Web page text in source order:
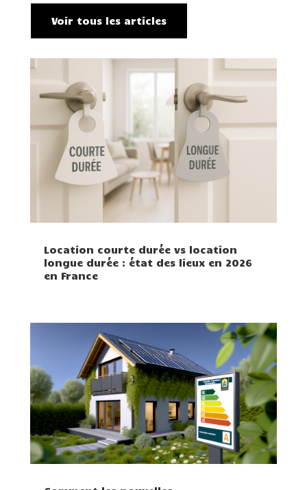
Voir tous les articles
Location courte durée vs location
longue durée : état des lieux en 2026
en France